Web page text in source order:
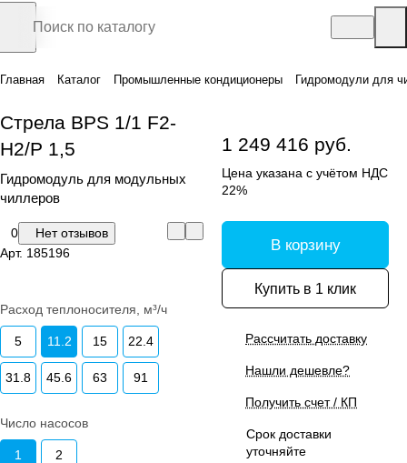
Главная Каталог Промышленные кондиционеры Гидромодули для
Стрела BPS 1/1 F2-
H2/P 1,5
Гидромодуль для модульных
чиллеров
0
Нет отзывов
Арт. 185196
Расход теплоносителя, м³/ч
5 11.2 15 22.4
31.8 45.6 63 91
Число насосов
1 2
1 249 416 руб.
Цена указана с учётом НДС
22%
В корзину
Купить в 1 клик
Рассчитать доставку
Нашли дешевле?
Получить счет / КП
Срок доставки
уточняйте